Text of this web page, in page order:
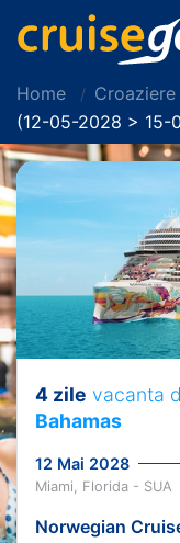
Home Croaziere
(12-05-2028 >
4 zile vacanta
Bahamas
12 Mai 2028
Miami, Florida - SUA
Norwegian